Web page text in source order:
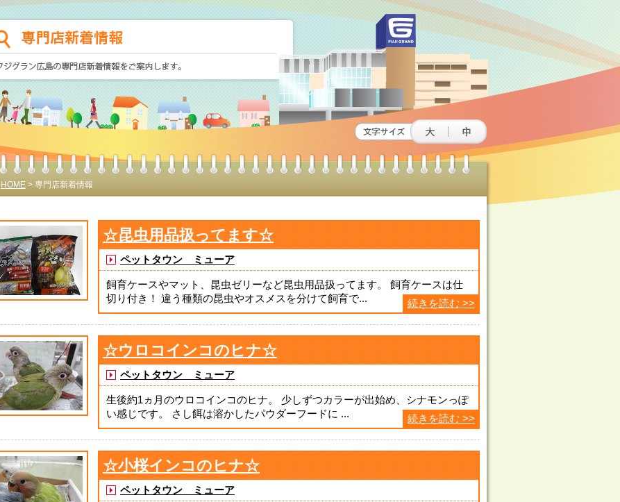
HOME > 専門店新着情報
☆昆虫用品扱ってます☆
ペットタウン ミューア
飼育ケースやマット、昆虫ゼリーなど昆虫用品扱ってます。 飼育ケースは仕
切り付き！ 違う種類の昆虫やオスメスを分けて飼育で...
続きを読む >>
☆ウロコインコのヒナ☆
ペットタウン ミューア
生後約1ヵ月のウロコインコのヒナ。 少しずつカラーが出始め、シナモンっぽ
い感じです。 さし餌は溶かしたパウダーフードに ...
続きを読む >>
☆小桜インコのヒナ☆
ペットタウン ミューア